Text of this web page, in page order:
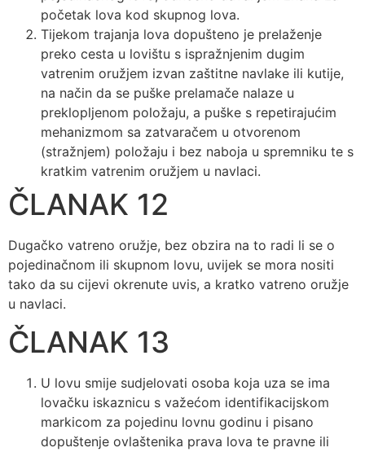
početak lova kod skupnog lova.
Tijekom trajanja lova dopušteno je prelaženje
preko cesta u lovištu s ispražnjenim dugim
vatrenim oružjem izvan zaštitne navlake ili kutije,
na način da se puške prelamače nalaze u
preklopljenom položaju, a puške s repetirajućim
mehanizmom sa zatvaračem u otvorenom
(stražnjem) položaju i bez naboja u spremniku te s
kratkim vatrenim oružjem u navlaci.
ČLANAK 12
Dugačko vatreno oružje, bez obzira na to radi li se o
pojedinačnom ili skupnom lovu, uvijek se mora nositi
tako da su cijevi okrenute uvis, a kratko vatreno oružje
u navlaci.
ČLANAK 13
U lovu smije sudjelovati osoba koja uza se ima
lovačku iskaznicu s važećom identifikacijskom
markicom za pojedinu lovnu godinu i pisano
dopuštenje ovlaštenika prava lova te pravne ili